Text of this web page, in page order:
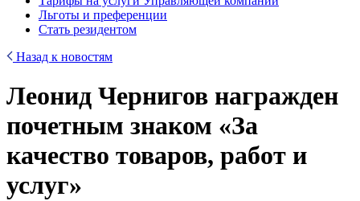
Льготы и преференции
Стать резидентом
Назад к новостям
Леонид Чернигов награжден
почетным знаком «За
качество товаров, работ и
услуг»